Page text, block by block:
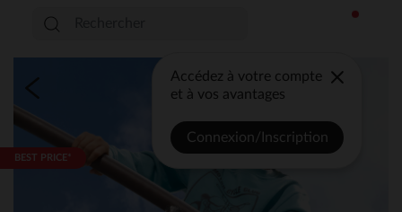
Accédez à votre compte
et à vos avantages
Connexion/Inscription
BEST PRICE*